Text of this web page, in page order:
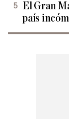
El Gran
país